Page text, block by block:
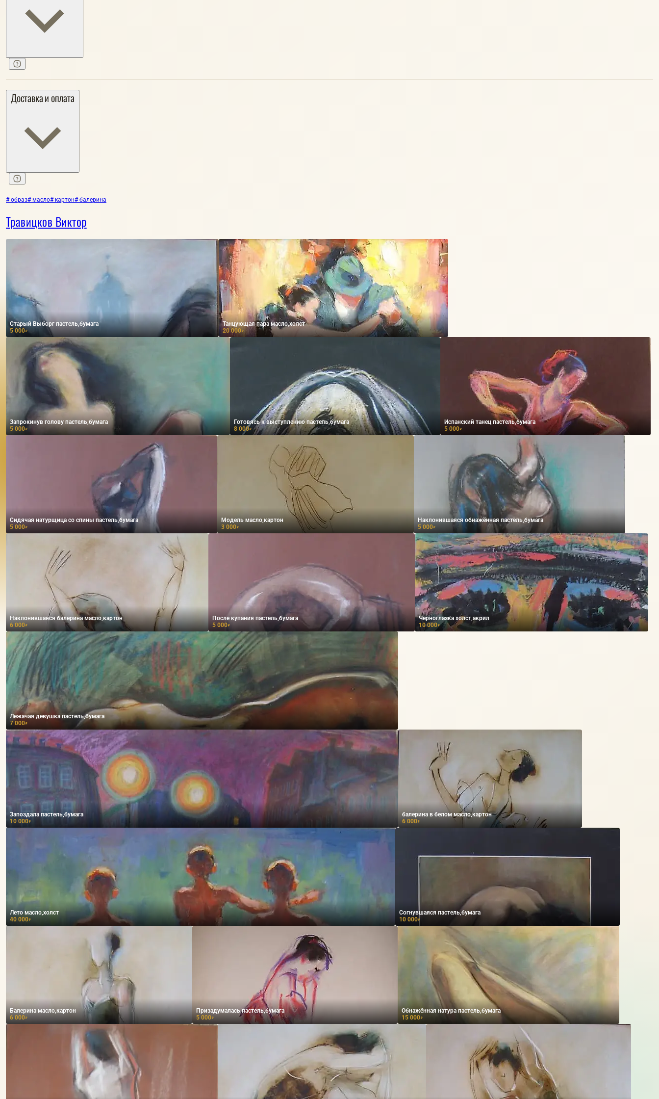
Доставка и оплата
# образ# масло# картон# балерина
Травицков Виктор
Старый Выборг пастель,бумага
5 000₽
Танцующая пара масло,холст
20 000₽
Запрокинув голову пастель,бумага
5 000₽
Готовясь к выступлению пастель,бумага
8 000₽
Испанский танец пастель,бумага
5 000₽
Сидячая натурщица со спины пастель,бумага
5 000₽
Модель масло,картон
3 000₽
Наклонившаяся обнажённая пастель,бумага
5 000₽
Наклонившаяся балерина масло,картон
6 000₽
После купания пастель,бумага
5 000₽
Черноглазка холст,акрил
10 000₽
Лежачая девушка пастель,бумага
7 000₽
Запоздала пастель,бумага
10 000₽
балерина в белом масло,картон
6 000₽
Лето масло,холст
40 000₽
Согнувшаяся пастель,бумага
10 000₽
Балерина масло,картон
6 000₽
Призадумалась пастель,бумага
5 000₽
Обнажённая натура пастель,бумага
15 000₽